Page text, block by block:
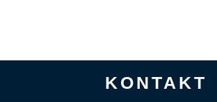
KONTAKT